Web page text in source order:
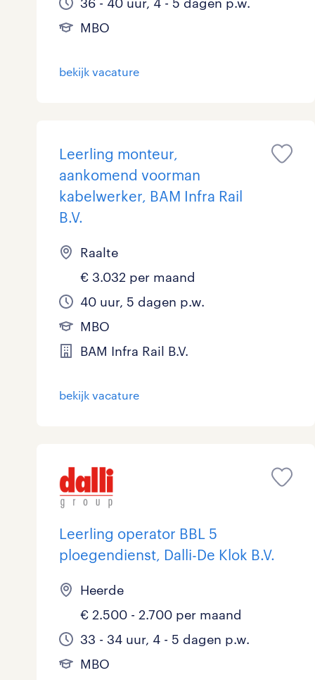
MBO
bekijk vacature
Leerling monteur,
aankomend voorman
kabelwerker, BAM Infra Rail
B.V.
Raalte
€ 3.032 per maand
40 uur, 5 dagen p.w.
MBO
BAM Infra Rail B.V.
bekijk vacature
Leerling operator BBL 5
ploegendienst, Dalli-De Klok B.V.
Heerde
€ 2.500 - 2.700 per maand
33 - 34 uur, 4 - 5 dagen p.w.
MBO